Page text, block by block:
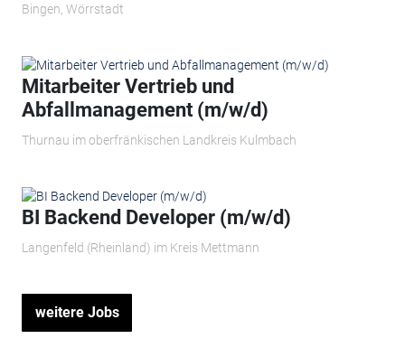
Bingen, Wörrstadt
Mitarbeiter Vertrieb und
Abfallmanagement (m/w/d)
Thurnau im oberfränkischen Landkreis Kulmbach
BI Backend Developer (m/w/d)
Langenfeld (Rheinland) im Kreis Mettmann
weitere Jobs